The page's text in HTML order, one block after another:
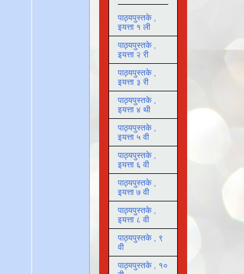
पाठ्यपुस्तके ,
इयत्ता १ ली
पाठ्यपुस्तके ,
इयत्ता २ री
पाठ्यपुस्तके ,
इयत्ता ३ री
पाठ्यपुस्तके ,
इयत्ता ४ थी
पाठ्यपुस्तके ,
इयत्ता ५ वी
पाठ्यपुस्तके ,
इयत्ता ६ वी
पाठ्यपुस्तके ,
इयत्ता ७ वी
पाठ्यपुस्तके ,
इयत्ता ८ वी
पाठ्यपुस्तके , ९
वी
पाठ्यपुस्तके , १०